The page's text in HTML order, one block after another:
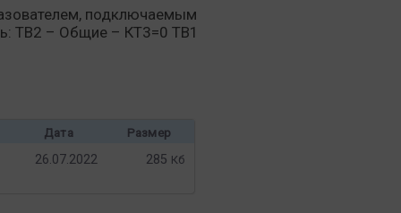
подключаемым
ТВ2 – Общие – КТ3=0 ТВ1
Дата Размер
26.07.2022 285 Кб